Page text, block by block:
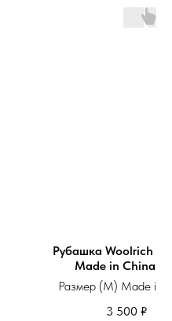
Рубашка Woolrich
Made in China
Размер (М) Made in
3 500 ₽